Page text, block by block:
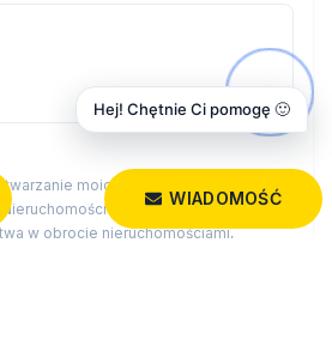
moich danych osobowych
Nieruchomości dla celów związanych z
w obrocie nieruchomościami,
WIADOMOŚĆ
Hej! Chętnie Ci pomogę 🙂